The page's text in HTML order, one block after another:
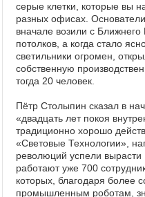
серые клетки, которые вы
разных офисах.
вначале возили с Ближнего
потолков, а когда стало
светильники огромен,
собственную
тогда 20 человек.
Пётр Столыпин сказал в
«двадцать лет покоя
традиционно хорошо
«Световые Технологии»,
революций успели
работают уже 700
которых, благодаря более
промышленным роботам,